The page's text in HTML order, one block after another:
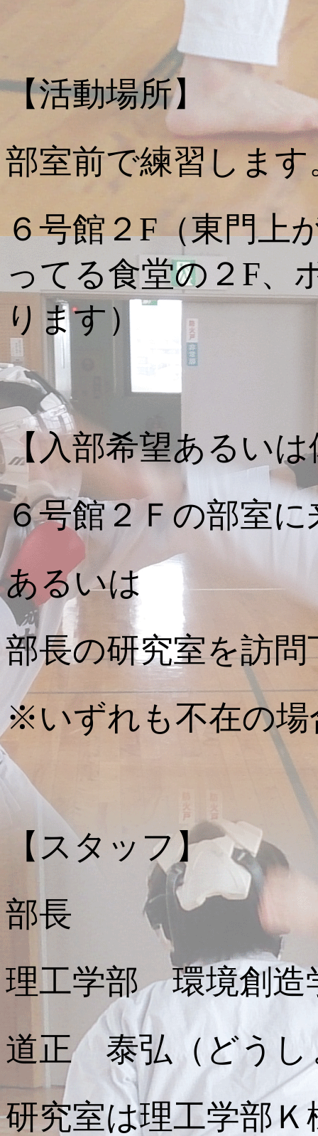
【活動場所】
部室前で練習します
６号館２F（東門上
ってる食堂の２F、
ります）
【入部希望あるい
６号館２Ｆの部室
あるいは
部長の研究室を訪問
※いずれも不在の場
【スタッフ】
部長
理工学部 環境創
道正 泰弘（どう
研究室は理工学部Ｋ